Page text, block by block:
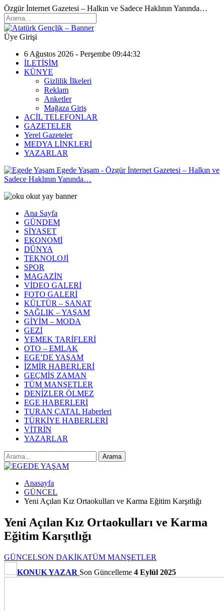
Özgür İnternet Gazetesi – Halkın ve Sadece Haklının Yanında…
Üye Girişi
6 Ağustos 2026 - Perşembe 09:44:32
İLETİŞİM
KÜNYE
Gizlilik İlkeleri
Reklam
Anketler
Mağaza Giriş
ACİL TELEFONLAR
GAZETELER
Yerel Gazeteler
MEDYA LİNKLERİ
YAZARLAR
Egede Yaşam - Özgür İnternet Gazetesi – Halkın ve
Sadece Haklının Yanında…
Ana Sayfa
GÜNDEM
SİYASET
EKONOMİ
DÜNYA
TEKNOLOJİ
SPOR
MAGAZİN
VİDEO GALERİ
FOTO GALERİ
KÜLTÜR – SANAT
SAĞLIK – YAŞAM
GİYİM – MODA
GEZİ
YEMEK TARİFLERİ
OTO – EMLAK
EGE’DE YAŞAM
İZMİR HABERLERİ
GEÇMİŞ ZAMAN
TÜM MANŞETLER
DENİZLER ÖLMEZ
EGE HABERLERİ
TURAN ÇATAL Haberleri
TÜRKİYE HABERLERİ
VİTRİN
YAZARLAR
Anasayfa
GÜNCEL
Yeni Açılan Kız Ortaokulları ve Karma Eğitim Karşıtlığı
Yeni Açılan Kız Ortaokulları ve Karma
Eğitim Karşıtlığı
GÜNCELSON DAKİKATÜM MANŞETLER
KONUK YAZAR Son Güncelleme 4 Eylül 2025